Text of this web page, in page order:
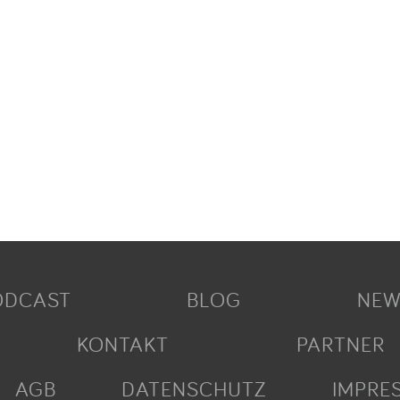
BLOG
KONTAKT
PARTNER
AGB
DATENSCHUTZ